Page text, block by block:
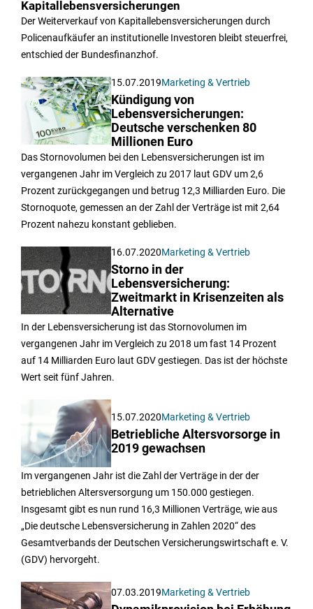
Kapitallebensversicherungen
Der Weiterverkauf von Kapitallebensversicherungen durch
Policenaufkäufer an institutionelle Investoren bleibt steuerfrei,
entschied der Bundesfinanzhof.
15.07.2019Marketing & Vertrieb
Kündigung von
Lebensversicherungen:
Deutsche verschenken 80
Millionen Euro
Das Stornovolumen bei den Lebensversicherungen ist im
vergangenen Jahr im Vergleich zu 2017 laut GDV um 2,6
Prozent zurückgegangen und betrug 12,3 Milliarden Euro. Die
Stornoquote, gemessen an der Zahl der Verträge ist mit 2,64
Prozent nahezu konstant geblieben.
16.07.2020Marketing & Vertrieb
Storno in der
Lebensversicherung:
Zweitmarkt in Krisenzeiten als
Alternative
In der Lebensversicherung ist das Stornovolumen im
vergangenen Jahr im Vergleich zu 2018 um fast 14 Prozent
auf 14 Milliarden Euro laut GDV gestiegen. Das ist der höchste
Wert seit fünf Jahren.
15.07.2020Marketing & Vertrieb
Betriebliche Altersvorsorge in
2019 gewachsen
Im vergangenen Jahr ist die Zahl der Verträge in der der
betrieblichen Altersversorgung um 150.000 gestiegen.
Insgesamt gibt es nun rund 16,3 Millionen Verträge, wie aus
„Die deutsche Lebensversicherung in Zahlen 2020“ des
Gesamtverbands der Deutschen Versicherungswirtschaft e. V.
(GDV) hervorgeht.
07.03.2019Marketing & Vertrieb